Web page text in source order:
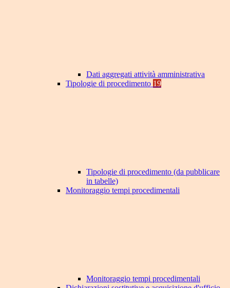
Dati aggregati attività amministrativa
Tipologie di procedimento 19
Tipologie di procedimento (da pubblicare
in tabelle)
Monitoraggio tempi procedimentali
Monitoraggio tempi procedimentali